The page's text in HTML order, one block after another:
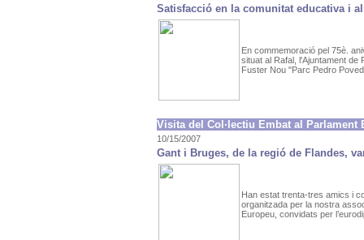
Satisfacció en la comunitat educativa i
En commemoració pel 75è.
situat al Rafal, l'Ajuntament de
Fuster Nou "Parc Pedro
Visita del Col·lectiu Embat al Parlament
10/15/2007
Gant i Bruges, de la regió de Flandes,
Han estat trenta-tres amics i
organitzada per la nostra
Europeu, convidats per